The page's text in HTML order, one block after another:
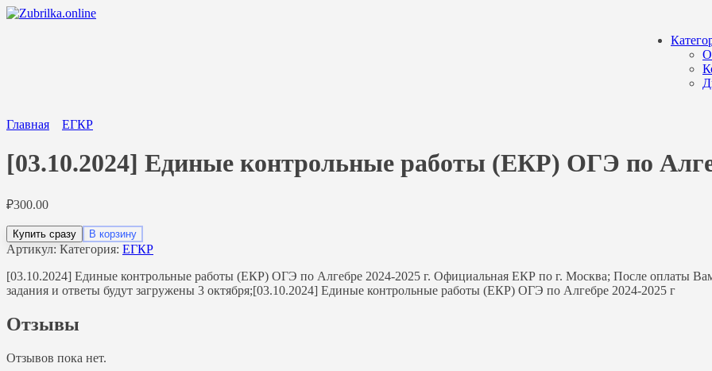
Перейти
Главная ЕГКР
[03.10.2024] Единые контрольные работы (ЕКР) ОГЭ по
₽300.00
Купить сразу В корзину
Артикул: Категория: ЕГКР
[03.10.2024] Единые контрольные работы (ЕКР) ОГЭ по Алгебре 2024-2025 г. Официальная ЕКР по г. Москва; После оплаты
задания и ответы будут загружены 3 октября;[03.10.2024] Единые контрольные работы (ЕКР) ОГЭ по Алгебре 2024-2025 г
Отзывы
Отзывов пока нет.